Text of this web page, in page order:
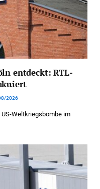
entdeckt: RTL-
2026
Weltkriegsbombe im